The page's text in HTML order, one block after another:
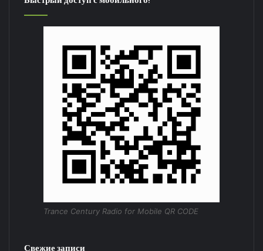
Trance Century Radio for Mobile QR CODE
Свежие записи